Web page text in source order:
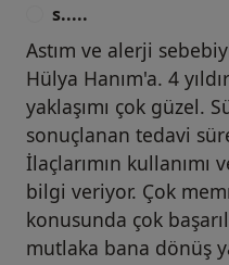
s.....
Astım ve alerji
Hülya Hanım'a. 4
yaklaşımı çok güzel.
sonuçlanan tedavi
İlaçlarımın kullanımı
bilgi veriyor. Çok
konusunda çok
mutlaka bana dönüş